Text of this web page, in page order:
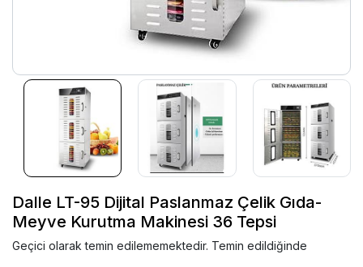
Dalle LT-95 Dijital Paslanmaz Çelik Gıda-
Meyve Kurutma Makinesi 36 Tepsi
Geçici olarak temin edilememektedir. Temin edildiğinde